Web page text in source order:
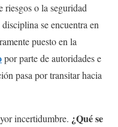
o la seguridad
se encuentra en
puesto en la
por parte de autoridades e
pasa por transitar hacia
incertidumbre. ¿Qué se